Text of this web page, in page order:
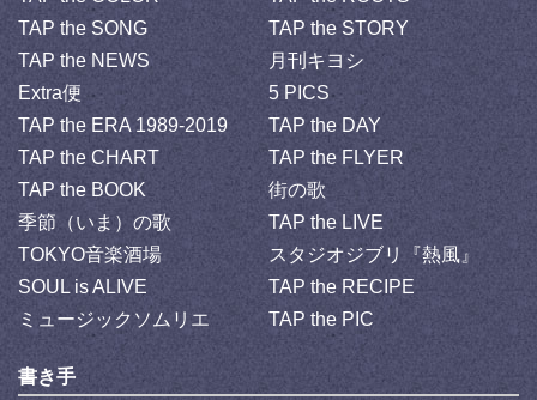
TAP the SONG
TAP the STORY
TAP the NEWS
月刊キヨシ
Extra便
5 PICS
TAP the ERA 1989-2019
TAP the DAY
TAP the CHART
TAP the FLYER
TAP the BOOK
街の歌
季節（いま）の歌
TAP the LIVE
TOKYO音楽酒場
スタジオジブリ『熱風』
SOUL is ALIVE
TAP the RECIPE
ミュージックソムリエ
TAP the PIC
書き手